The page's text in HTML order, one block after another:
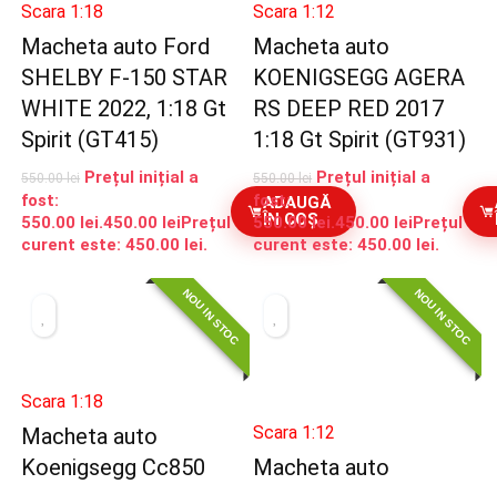
Scara 1:18
Macheta auto Ford
SHELBY F-150 STAR
WHITE 2022, 1:18 Gt
Spirit (GT415)
550.00lei Prețul inițial a
fost:
550.00 lei.450.00 leiPrețul
curent este: 450.00 lei.
ADAUGĂ
ÎN COȘ
Scara 1:12
Macheta auto
KOENIGSEGG AGERA
RS DEEP RED 2017
1:18 Gt Spirit (GT931)
550.00lei Prețul inițial a
fost:
550.00 lei.450.00 leiPrețul
curent este: 450.00 lei.
NOU IN STOC
Scara 1:18
Macheta auto
Koenigsegg Cc850
NOU IN STOC
Scara 1:12
Macheta auto